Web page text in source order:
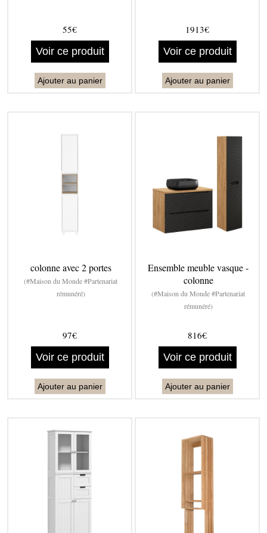
55€
Voir ce produit
Ajouter au panier
1913€
Voir ce produit
Ajouter au panier
colonne avec 2 portes
(#Maison du Monde #Partenariat
rémunéré)
97€
Voir ce produit
Ajouter au panier
Ensemble meuble vasque -
colonne
(#Maison du Monde #Partenariat
rémunéré)
816€
Voir ce produit
Ajouter au panier